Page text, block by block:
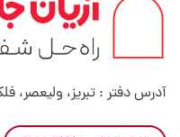
آدرس دفتر : تبریز، ولیعصر، فلکه